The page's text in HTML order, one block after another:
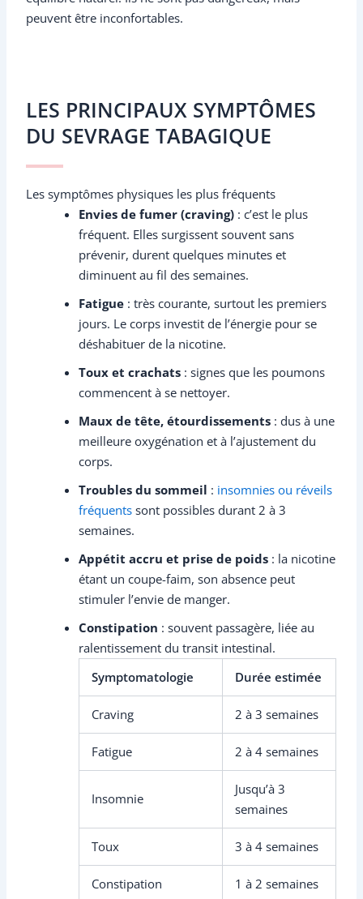
peuvent être inconfortables.
LES PRINCIPAUX SYMPTÔMES
DU SEVRAGE TABAGIQUE
Les symptômes physiques les plus fréquents
Envies de fumer (craving) : c’est le plus
fréquent. Elles surgissent souvent sans
prévenir, durent quelques minutes et
diminuent au fil des semaines.
Fatigue : très courante, surtout les premiers
jours. Le corps investit de l’énergie pour se
déshabituer de la nicotine.
Toux et crachats : signes que les poumons
commencent à se nettoyer.
Maux de tête, étourdissements : dus à une
meilleure oxygénation et à l’ajustement du
corps.
Troubles du sommeil : insomnies ou réveils
fréquents sont possibles durant 2 à 3
semaines.
Appétit accru et prise de poids : la nicotine
étant un coupe-faim, son absence peut
stimuler l’envie de manger.
Constipation : souvent passagère, liée au
ralentissement du transit intestinal.
Symptomatologie
Durée estimée
Craving 2 à 3 semaines
Fatigue 2 à 4 semaines
Insomnie
Jusqu’à 3
semaines
Toux 3 à 4 semaines
Constipation 1 à 2 semaines